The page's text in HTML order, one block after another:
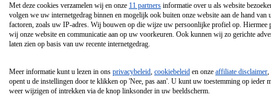
Schermgrootte 85 Inch
Schermgrootte 98 Inch
Tcl
Hd Led Tv
Met deze cookies verzamelen wij en onze 11 partners informatie over u als website
volgen we uw internetgedrag binnen en mogelijk ook buiten onze website aan de hand van
factoren, zoals uw IP-adres. Wij bouwen op die wijze uw persoonlijke profiel op. Hiermee
wij onze website en communicatie aan op uw voorkeuren. Ook kunnen wij zo gerichte
laten zien op basis van uw recente internetgedrag.
Meer informatie kunt u lezen in ons privacybeleid, cookiebeleid en onze affiliate disclaimer,
opent u de instellingen door te klikken op 'Nee, pas aan'. U kunt uw toestemming op ieder
weer wijzigen of intrekken via de knop linksonder in uw beeldscherm.